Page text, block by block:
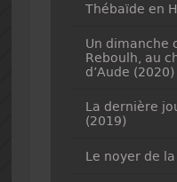
Thébaïde en
Un dimanche
Reboulh, au
d’Aude (2020)
La dernière
(2019)
Le noyer de